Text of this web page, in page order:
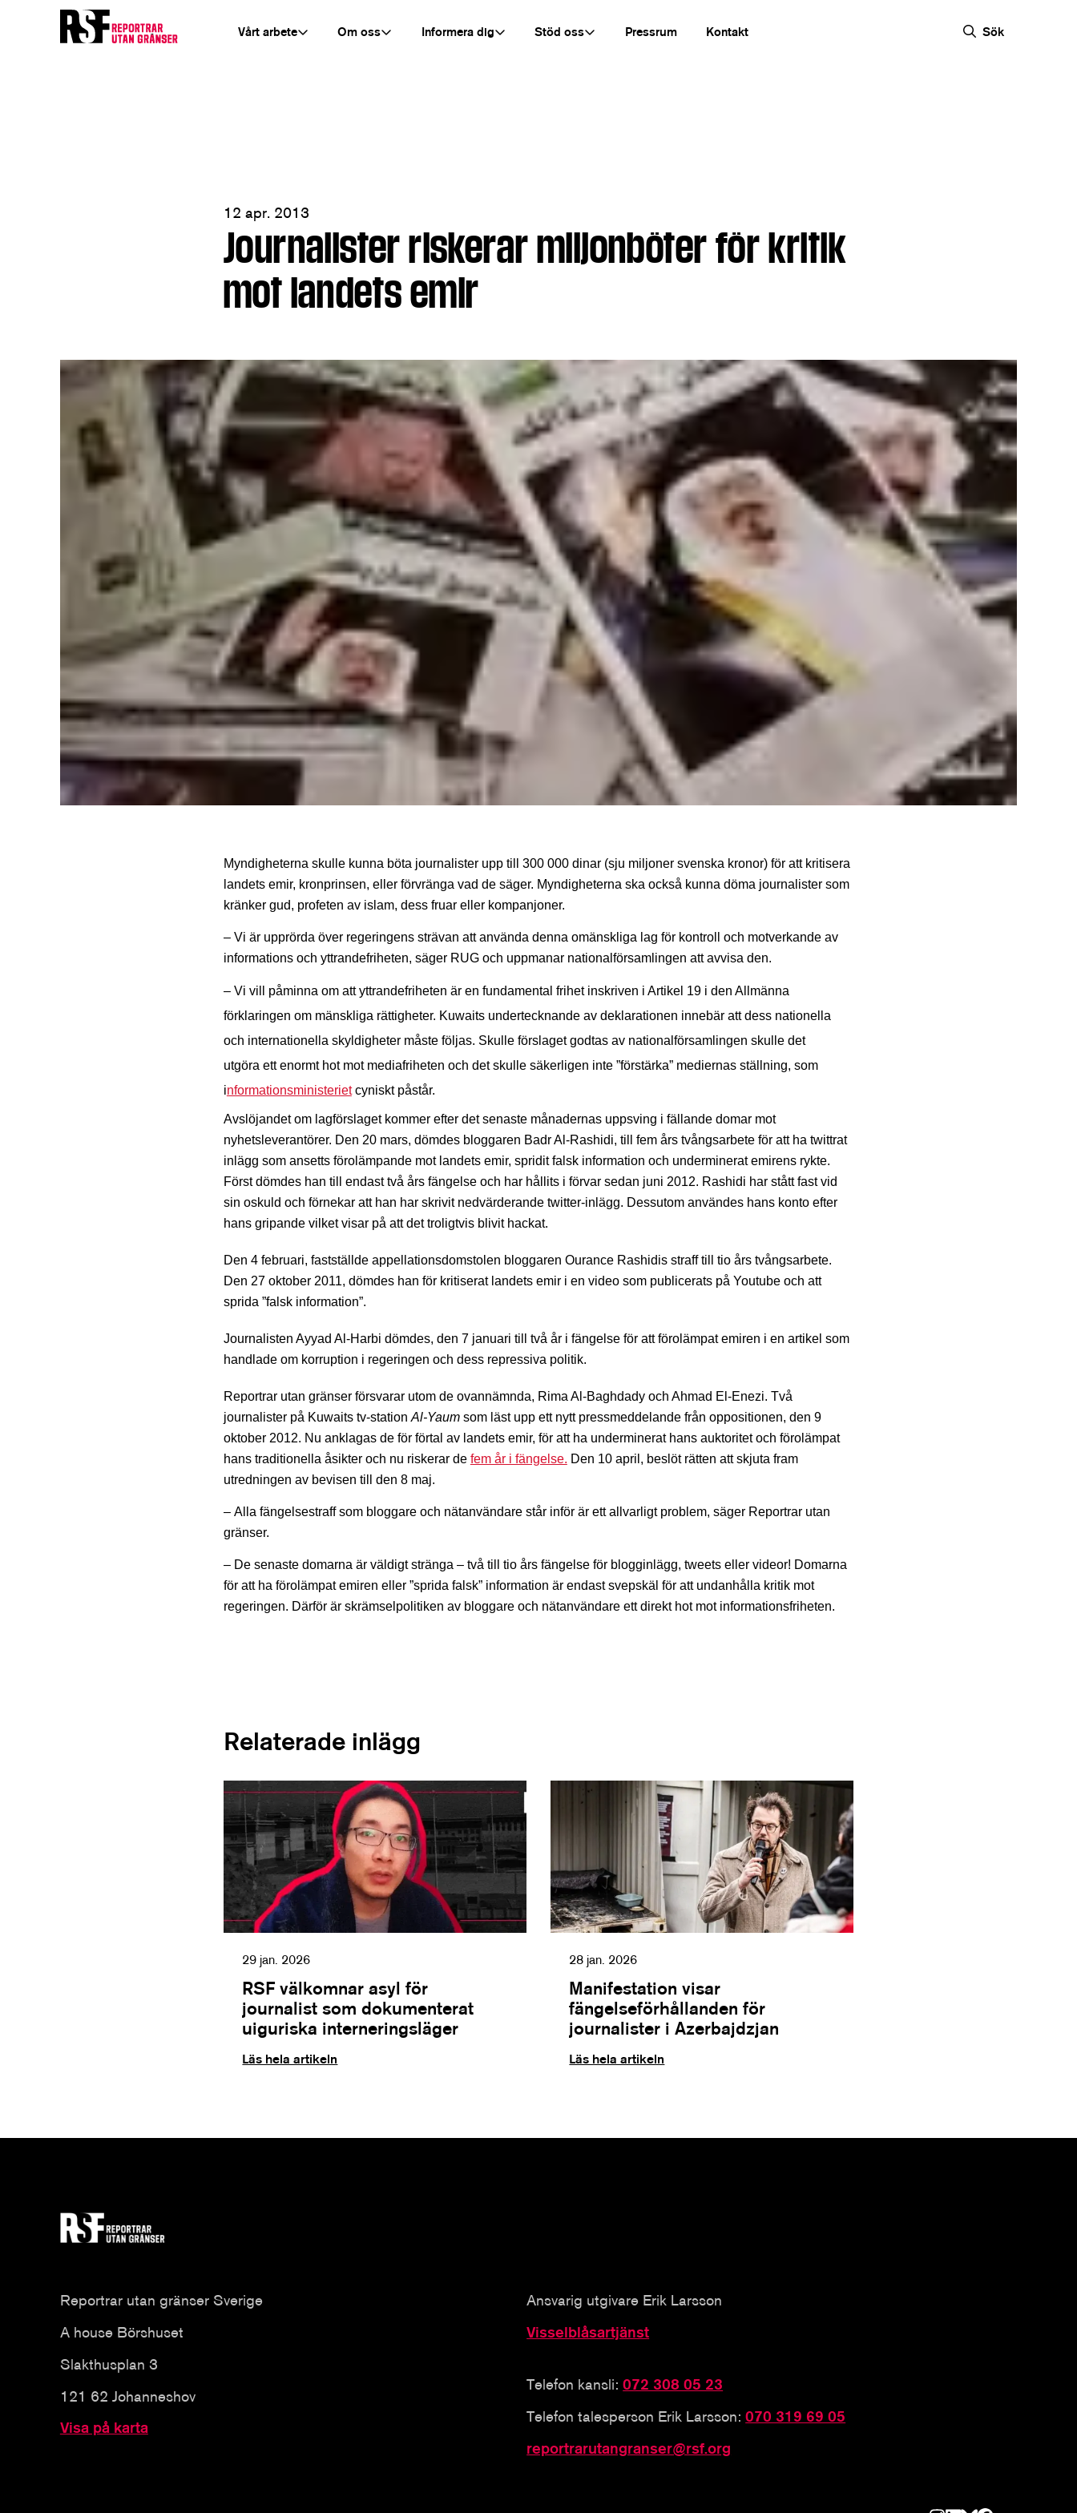
Vårt arbete Om oss Informera dig Stöd oss Pressrum Kontakt Sök
12 apr. 2013
Journalister riskerar miljonböter för kritik
mot landets emir
Myndigheterna skulle kunna böta journalister upp till 300 000 dinar (sju miljoner svenska kronor) för att kritisera
landets emir, kronprinsen, eller förvränga vad de säger. Myndigheterna ska också kunna döma journalister som
kränker gud, profeten av islam, dess fruar eller kompanjoner.
– Vi är upprörda över regeringens strävan att använda denna omänskliga lag för kontroll och motverkande av
informations och yttrandefriheten, säger RUG och uppmanar nationalförsamlingen att avvisa den.
– Vi vill påminna om att yttrandefriheten är en fundamental frihet inskriven i Artikel 19 i den Allmänna
förklaringen om mänskliga rättigheter. Kuwaits undertecknande av deklarationen innebär att dess nationella
och internationella skyldigheter måste följas. Skulle förslaget godtas av nationalförsamlingen skulle det
utgöra ett enormt hot mot mediafriheten och det skulle säkerligen inte ”förstärka” mediernas ställning, som
informationsministerietcyniskt påstår.
Avslöjandet om lagförslaget kommer efter det senaste månadernas uppsving i fällande domar mot
nyhetsleverantörer. Den 20 mars, dömdes bloggaren Badr Al-Rashidi, till fem års tvångsarbete för att ha twittrat
inlägg som ansetts förolämpande mot landets emir, spridit falsk information och underminerat emirens rykte.
Först dömdes han till endast två års fängelse och har hållits i förvar sedan juni 2012. Rashidi har stått fast vid
sin oskuld och förnekar att han har skrivit nedvärderande twitter-inlägg. Dessutom användes hans konto efter
hans gripande vilket visar på att det troligtvis blivit hackat.
Den 4 februari, fastställde appellationsdomstolen bloggaren Ourance Rashidis straff till tio års tvångsarbete.
Den 27 oktober 2011, dömdes han för kritiserat landets emir i en video som publicerats på Youtube och att
sprida ”falsk information”.
Journalisten Ayyad Al-Harbi dömdes, den 7 januari till två år i fängelse för att förolämpat emiren i en artikel som
handlade om korruption i regeringen och dess repressiva politik.
Reportrar utan gränser försvarar utom de ovannämnda, Rima Al-Baghdady och Ahmad El-Enezi. Två
journalister på Kuwaits tv-station Al-Yaum som läst upp ett nytt pressmeddelande från oppositionen, den 9
oktober 2012. Nu anklagas de för förtal av landets emir, för att ha underminerat hans auktoritet och förolämpat
hans traditionella åsikter och nu riskerar de fem år i fängelse. Den 10 april, beslöt rätten att skjuta fram
utredningen av bevisen till den 8 maj.
– Alla fängelsestraff som bloggare och nätanvändare står inför är ett allvarligt problem, säger Reportrar utan
gränser.
– De senaste domarna är väldigt stränga – två till tio års fängelse för blogginlägg, tweets eller videor! Domarna
för att ha förolämpat emiren eller ”sprida falsk” information är endast svepskäl för att undanhålla kritik mot
regeringen. Därför är skrämselpolitiken av bloggare och nätanvändare ett direkt hot mot informationsfriheten.
Relaterade inlägg
29 jan. 2026
RSF välkomnar asyl för
journalist som dokumenterat
uiguriska interneringsläger
Läs hela artikeln
28 jan. 2026
Manifestation visar
fängelseförhållanden för
journalister i Azerbajdzjan
Läs hela artikeln
Reportrar utan gränser Sverige
A house Börshuset
Slakthusplan 3
121 62 Johanneshov
Visa på karta
Ansvarig utgivare Erik Larsson
Visselblåsartjänst
Telefon kansli:072 308 05 23
Telefon talesperson Erik Larsson:070 319 69 05
reportrarutangranser@rsf.org